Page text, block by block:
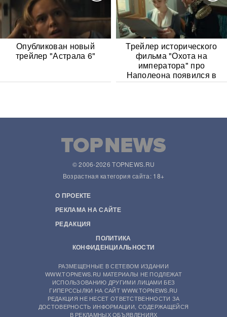
Опубликован новый
трейлер "Астрала 6"
Трейлер исторического
фильма "Охота на
императора" про
Наполеона появился в
Сети
© 2006-2026 TOPNEWS.RU
Возрастная категория сайта: 18+
О ПРОЕКТЕ
РЕКЛАМА НА САЙТЕ
РЕДАКЦИЯ
ПОЛИТИКА
КОНФИДЕНЦИАЛЬНОСТИ
РАЗМЕЩЕННЫЕ В СЕТЕВОМ ИЗДАНИИ
WWW.TOPNEWS.RU МАТЕРИАЛЫ НЕ ПОДЛЕЖАТ
ИСПОЛЬЗОВАНИЮ ДРУГИМИ ЛИЦАМИ БЕЗ
ГИПЕРССЫЛКИ НА САЙТ WWW.TOPNEWS.RU
РЕДАКЦИЯ НЕ НЕСЕТ ОТВЕТСТВЕННОСТИ ЗА
ДОСТОВЕРНОСТЬ ИНФОРМАЦИИ, СОДЕРЖАЩЕЙСЯ
В РЕКЛАМНЫХ ОБЪЯВЛЕНИЯХ